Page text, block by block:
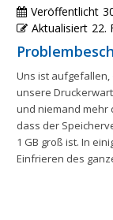
Veröffentlicht
Aktualisiert 22.
Uns ist aufgefallen,
unsere
und niemand mehr
dass der
1 GB groß ist. In
Einfrieren des